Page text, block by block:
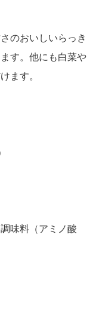
のおいしいらっき
す。他にも白菜や
ます。
味料（アミノ酸